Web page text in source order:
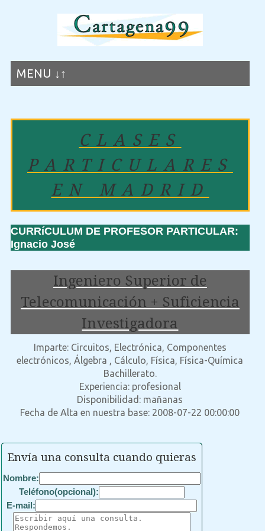
MENU ↓↑
CLASES
PARTICULARES
EN MADRID
CURRíCULUM DE PROFESOR PARTICULAR:
Ignacio José
Ingeniero Superior de
Telecomunicación + Suficiencia
Investigadora
Imparte: Circuitos, Electrónica, Componentes
electrónicos, Álgebra , Cálculo, Física, Física-Química
Bachillerato.
Experiencia: profesional
Disponibilidad: mañanas
Fecha de Alta en nuestra base: 2008-07-22 00:00:00
Envía una consulta cuando quieras
Nombre:
Teléfono(opcional):
E-mail: